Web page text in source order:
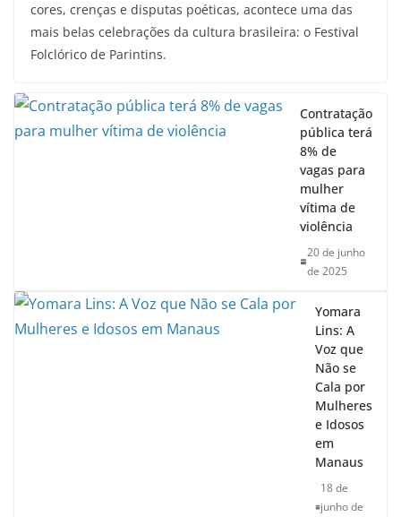
cores, crenças e disputas poéticas, acontece uma das
mais belas celebrações da cultura brasileira: o Festival
Folclórico de Parintins.
Contratação
pública terá
8% de
vagas para
mulher
vítima de
violência
20 de junho
de 2025
Yomara
Lins: A
Voz que
Não se
Cala por
Mulheres
e Idosos
em
Manaus
18 de
junho de